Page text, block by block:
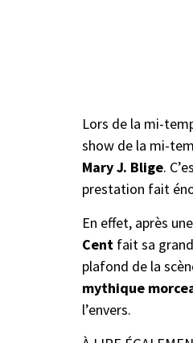
Lors de la mi-
show de la mi-
Mary J. Blige.
prestation fait
En effet, après
Cent fait sa
plafond de la
mythique
l’envers.